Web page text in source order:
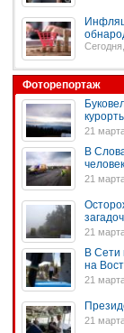
Фоторепортаж
21
В
человек
21
21
В Сети
на
21
21